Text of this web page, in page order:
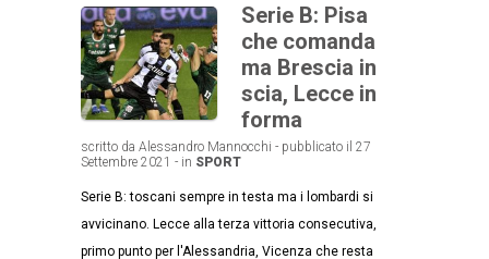
Serie B: Pisa
che comanda
ma Brescia in
scia, Lecce in
forma
scritto da Alessandro Mannocchi - pubblicato il 27
Settembre 2021 - in SPORT
Serie B: toscani sempre in testa ma i lombardi si
avvicinano. Lecce alla terza vittoria consecutiva,
primo punto per l'Alessandria, Vicenza che resta